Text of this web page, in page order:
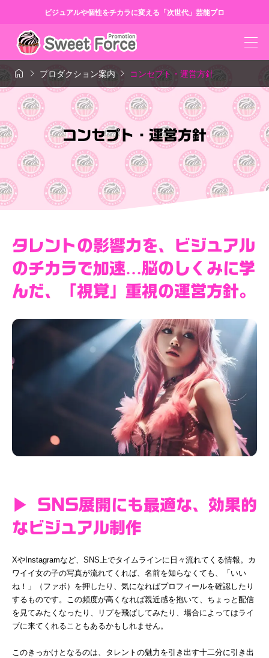
ビジュアルや個性をチカラに変える「次世代」芸能プロ
  プロダクション案内  コンセプト・運営方針
コンセプト・運営方針
タレントの影響力を、ビジュアル
のチカラで加速…脳のしくみに学
んだ、「視覚」重視の運営方針。
▶ SNS展開にも最適な、効果的
なビジュアル制作
XやInstagramなど、SNS上でタイムラインに日々流れてくる情報。カ
ワイイ女の子の写真が流れてくれば、名前を知らなくても、「いい
ね！」（ファボ）を押したり、気になればプロフィールを確認したり
するものです。この頻度が高くなれば親近感を抱いて、ちょっと配信
を見てみたくなったり、リプを飛ばしてみたり、場合によってはライ
ブに来てくれることもあるかもしれません。
このきっかけとなるのは、タレントの魅力を引き出す十二分に引き出